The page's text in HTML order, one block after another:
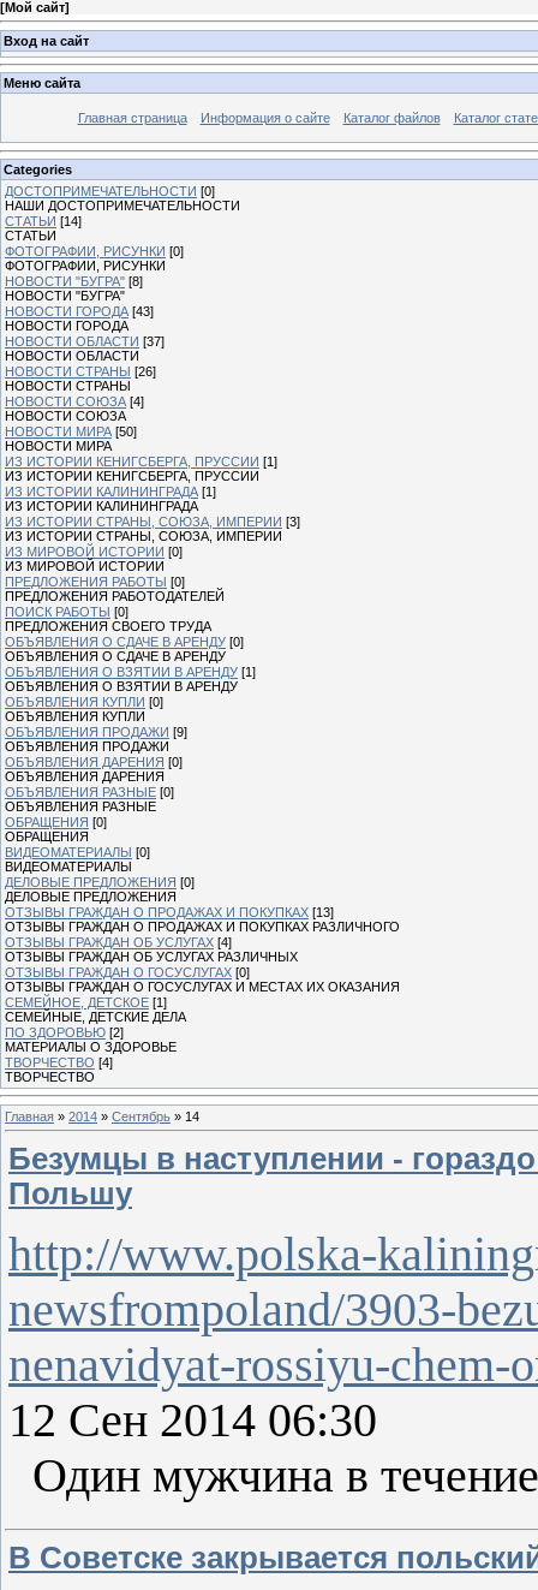
[Мой сайт]
Вход на сайт
Меню сайта
Главная страница Информация о сайте Каталог файлов Каталог
Categories
ДОСТОПРИМЕЧАТЕЛЬНОСТИ [0]
НАШИ ДОСТОПРИМЕЧАТЕЛЬНОСТИ
СТАТЬИ [14]
СТАТЬИ
ФОТОГРАФИИ, РИСУНКИ [0]
ФОТОГРАФИИ, РИСУНКИ
НОВОСТИ "БУГРА" [8]
НОВОСТИ "БУГРА"
НОВОСТИ ГОРОДА [43]
НОВОСТИ ГОРОДА
НОВОСТИ ОБЛАСТИ [37]
НОВОСТИ ОБЛАСТИ
НОВОСТИ СТРАНЫ [26]
НОВОСТИ СТРАНЫ
НОВОСТИ СОЮЗА [4]
НОВОСТИ СОЮЗА
НОВОСТИ МИРА [50]
НОВОСТИ МИРА
ИЗ ИСТОРИИ КЕНИГСБЕРГА, ПРУССИИ [1]
ИЗ ИСТОРИИ КЕНИГСБЕРГА, ПРУССИИ
ИЗ ИСТОРИИ КАЛИНИНГРАДА [1]
ИЗ ИСТОРИИ КАЛИНИНГРАДА
ИЗ ИСТОРИИ СТРАНЫ, СОЮЗА, ИМПЕРИИ [3]
ИЗ ИСТОРИИ СТРАНЫ, СОЮЗА, ИМПЕРИИ
ИЗ МИРОВОЙ ИСТОРИИ [0]
ИЗ МИРОВОЙ ИСТОРИИ
ПРЕДЛОЖЕНИЯ РАБОТЫ [0]
ПРЕДЛОЖЕНИЯ РАБОТОДАТЕЛЕЙ
ПОИСК РАБОТЫ [0]
ПРЕДЛОЖЕНИЯ СВОЕГО ТРУДА
ОБЪЯВЛЕНИЯ О СДАЧЕ В АРЕНДУ [0]
ОБЪЯВЛЕНИЯ О СДАЧЕ В АРЕНДУ
ОБЪЯВЛЕНИЯ О ВЗЯТИИ В АРЕНДУ [1]
ОБЪЯВЛЕНИЯ О ВЗЯТИИ В АРЕНДУ
ОБЪЯВЛЕНИЯ КУПЛИ [0]
ОБЪЯВЛЕНИЯ КУПЛИ
ОБЪЯВЛЕНИЯ ПРОДАЖИ [9]
ОБЪЯВЛЕНИЯ ПРОДАЖИ
ОБЪЯВЛЕНИЯ ДАРЕНИЯ [0]
ОБЪЯВЛЕНИЯ ДАРЕНИЯ
ОБЪЯВЛЕНИЯ РАЗНЫЕ [0]
ОБЪЯВЛЕНИЯ РАЗНЫЕ
ОБРАЩЕНИЯ [0]
ОБРАЩЕНИЯ
ВИДЕОМАТЕРИАЛЫ [0]
ВИДЕОМАТЕРИАЛЫ
ДЕЛОВЫЕ ПРЕДЛОЖЕНИЯ [0]
ДЕЛОВЫЕ ПРЕДЛОЖЕНИЯ
ОТЗЫВЫ ГРАЖДАН О ПРОДАЖАХ И ПОКУПКАХ [13]
ОТЗЫВЫ ГРАЖДАН О ПРОДАЖАХ И ПОКУПКАХ РАЗЛИЧНОГО
ОТЗЫВЫ ГРАЖДАН ОБ УСЛУГАХ [4]
ОТЗЫВЫ ГРАЖДАН ОБ УСЛУГАХ РАЗЛИЧНЫХ
ОТЗЫВЫ ГРАЖДАН О ГОСУСЛУГАХ [0]
ОТЗЫВЫ ГРАЖДАН О ГОСУСЛУГАХ И МЕСТАХ ИХ ОКАЗАНИЯ
СЕМЕЙНОЕ, ДЕТСКОЕ [1]
СЕМЕЙНЫЕ, ДЕТСКИЕ ДЕЛА
ПО ЗДОРОВЬЮ [2]
МАТЕРИАЛЫ О ЗДОРОВЬЕ
ТВОРЧЕСТВО [4]
ТВОРЧЕСТВО
Главная » 2014 » Сентябрь » 14
Безумцы в наступлении -
Польшу
http://www.polska-
newsfrompoland/3903-
nenavidyat-rossiyu-chem-
12 Сен 2014 06:30
Один мужчина в
В Советске закрывается